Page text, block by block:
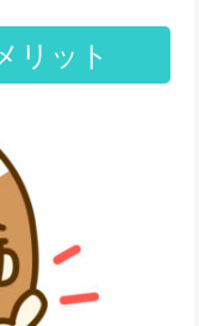
リット